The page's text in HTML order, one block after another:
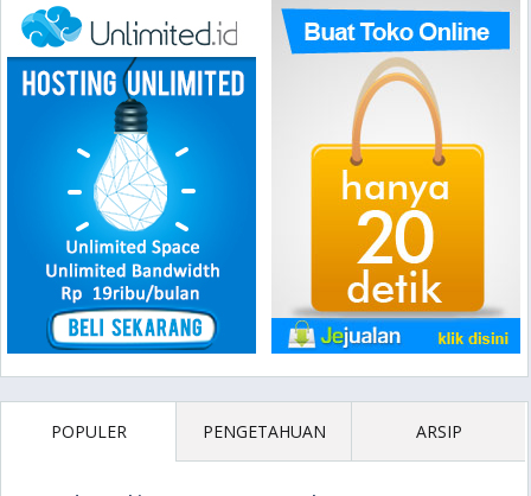
POPULER PENGETAHUAN ARSIP